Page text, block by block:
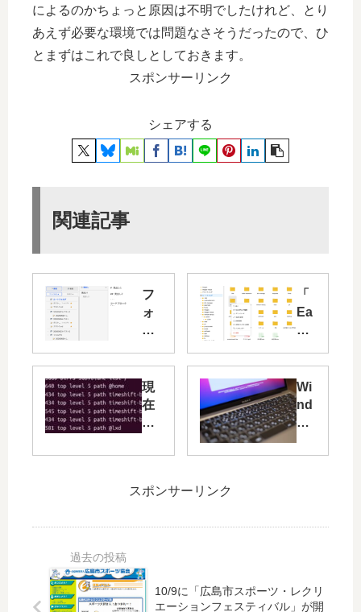
によるのかちょっと原因は不明でしたけれど、とり
あえず必要な環境では問題なさそうだったので、ひ
とまずはこれで良しとしておきます。
スポンサーリンク
シェアする
関連記事
フ
ォ
ル
ツ
リ
ー
応
た
ー
プ
リ
「
Ea
sy
plo
rer
」
に
パ
ピ
能
現
在
の
tfs
境
理
る
Wi
nd
ow
s
か
載
oo
スポンサーリンク
10/9に「広島市スポーツ・レクリ
エーションフェスティバル」が開